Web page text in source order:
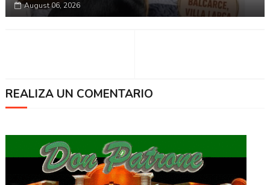
August 06, 2026
REALIZA UN COMENTARIO